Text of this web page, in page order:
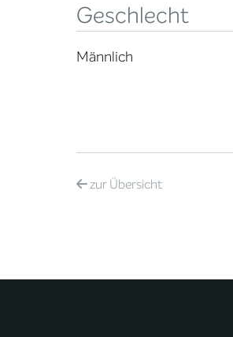
Geschlecht
Männlich
zurÜbersicht